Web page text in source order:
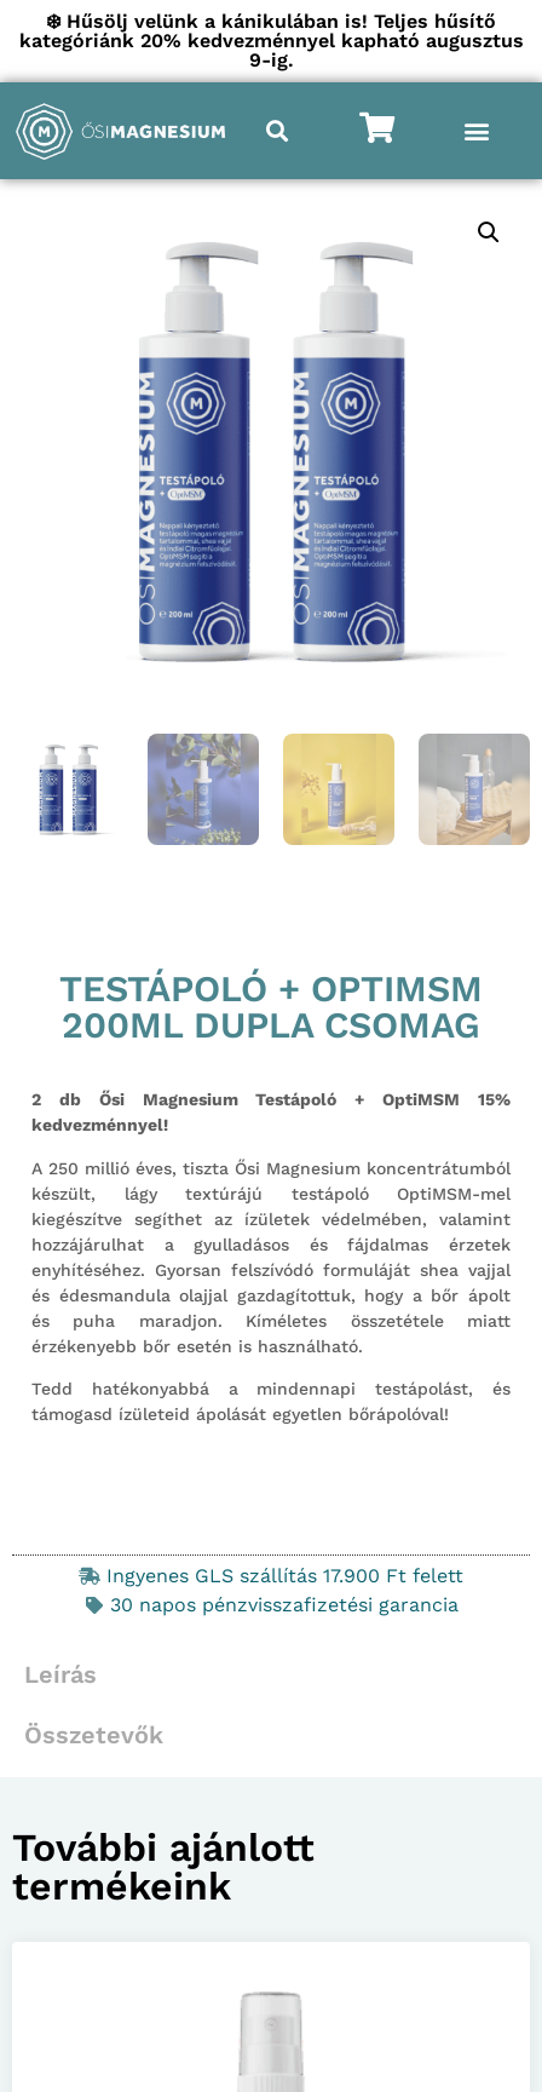
❄️ Hűsölj velünk a kánikulában is! Teljes hűsítő
kategóriánk 20% kedvezménnyel kapható augusztus
9-ig.
TESTÁPOLÓ + OPTIMSM
200ML DUPLA CSOMAG
2 db Ősi Magnesium Testápoló + OptiMSM 15%
kedvezménnyel!
A 250 millió éves, tiszta Ősi Magnesium koncentrátumból
készült, lágy textúrájú testápoló OptiMSM-mel
kiegészítve segíthet az ízületek védelmében, valamint
hozzájárulhat a gyulladásos és fájdalmas érzetek
enyhítéséhez. Gyorsan felszívódó formuláját shea vajjal
és édesmandula olajjal gazdagítottuk, hogy a bőr ápolt
és puha maradjon. Kíméletes összetétele miatt
érzékenyebb bőr esetén is használható.
Tedd hatékonyabbá a mindennapi testápolást, és
támogasd ízületeid ápolását egyetlen bőrápolóval!
Ingyenes GLS szállítás 17.900 Ft felett
30 napos pénzvisszafizetési garancia
Leírás
Összetevők
További ajánlott
termékeink